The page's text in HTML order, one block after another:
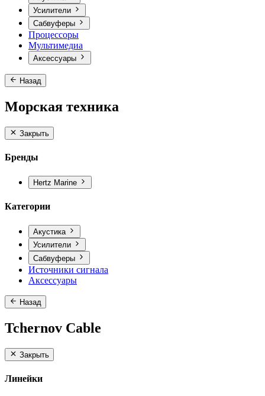
Усилители
Сабвуферы
Процессоры
Мультимедиа
Аксессуары
Назад
Морская техника
Закрыть
Бренды
Hertz Marine
Категории
Акустика
Усилители
Сабвуферы
Источники сигнала
Аксессуары
Назад
Tchernov Cable
Закрыть
Линейки